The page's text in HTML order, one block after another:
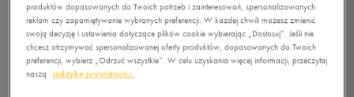
produktów dopasowanych do Twoich potrzeb i zainteresowań, spersonalizowanych
reklam czy zapamiętywanie wybranych preferencji. W każdej chwili możesz zmienić
swoją decyzję i ustawienia dotyczące plików cookie wybierając „Dostosuj”. Jeśli nie
chcesz otrzymywać spersonalizowanej oferty produktów, dopasowanych do Twoich
preferencji, wybierz „Odrzuć wszystkie”. W celu uzyskania więcej informacji, przeczytaj
naszą
politykę prywatności.